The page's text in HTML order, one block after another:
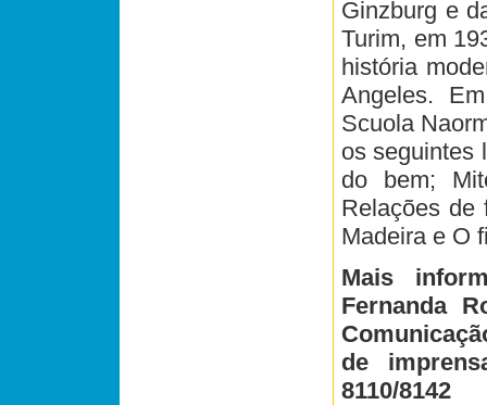
Ginzburg e
Turim, em
história
Angeles.
Scuola
os seguintes
do bem;
Relações de
Madeira e O
Mais
Fernanda
de
8110/8142